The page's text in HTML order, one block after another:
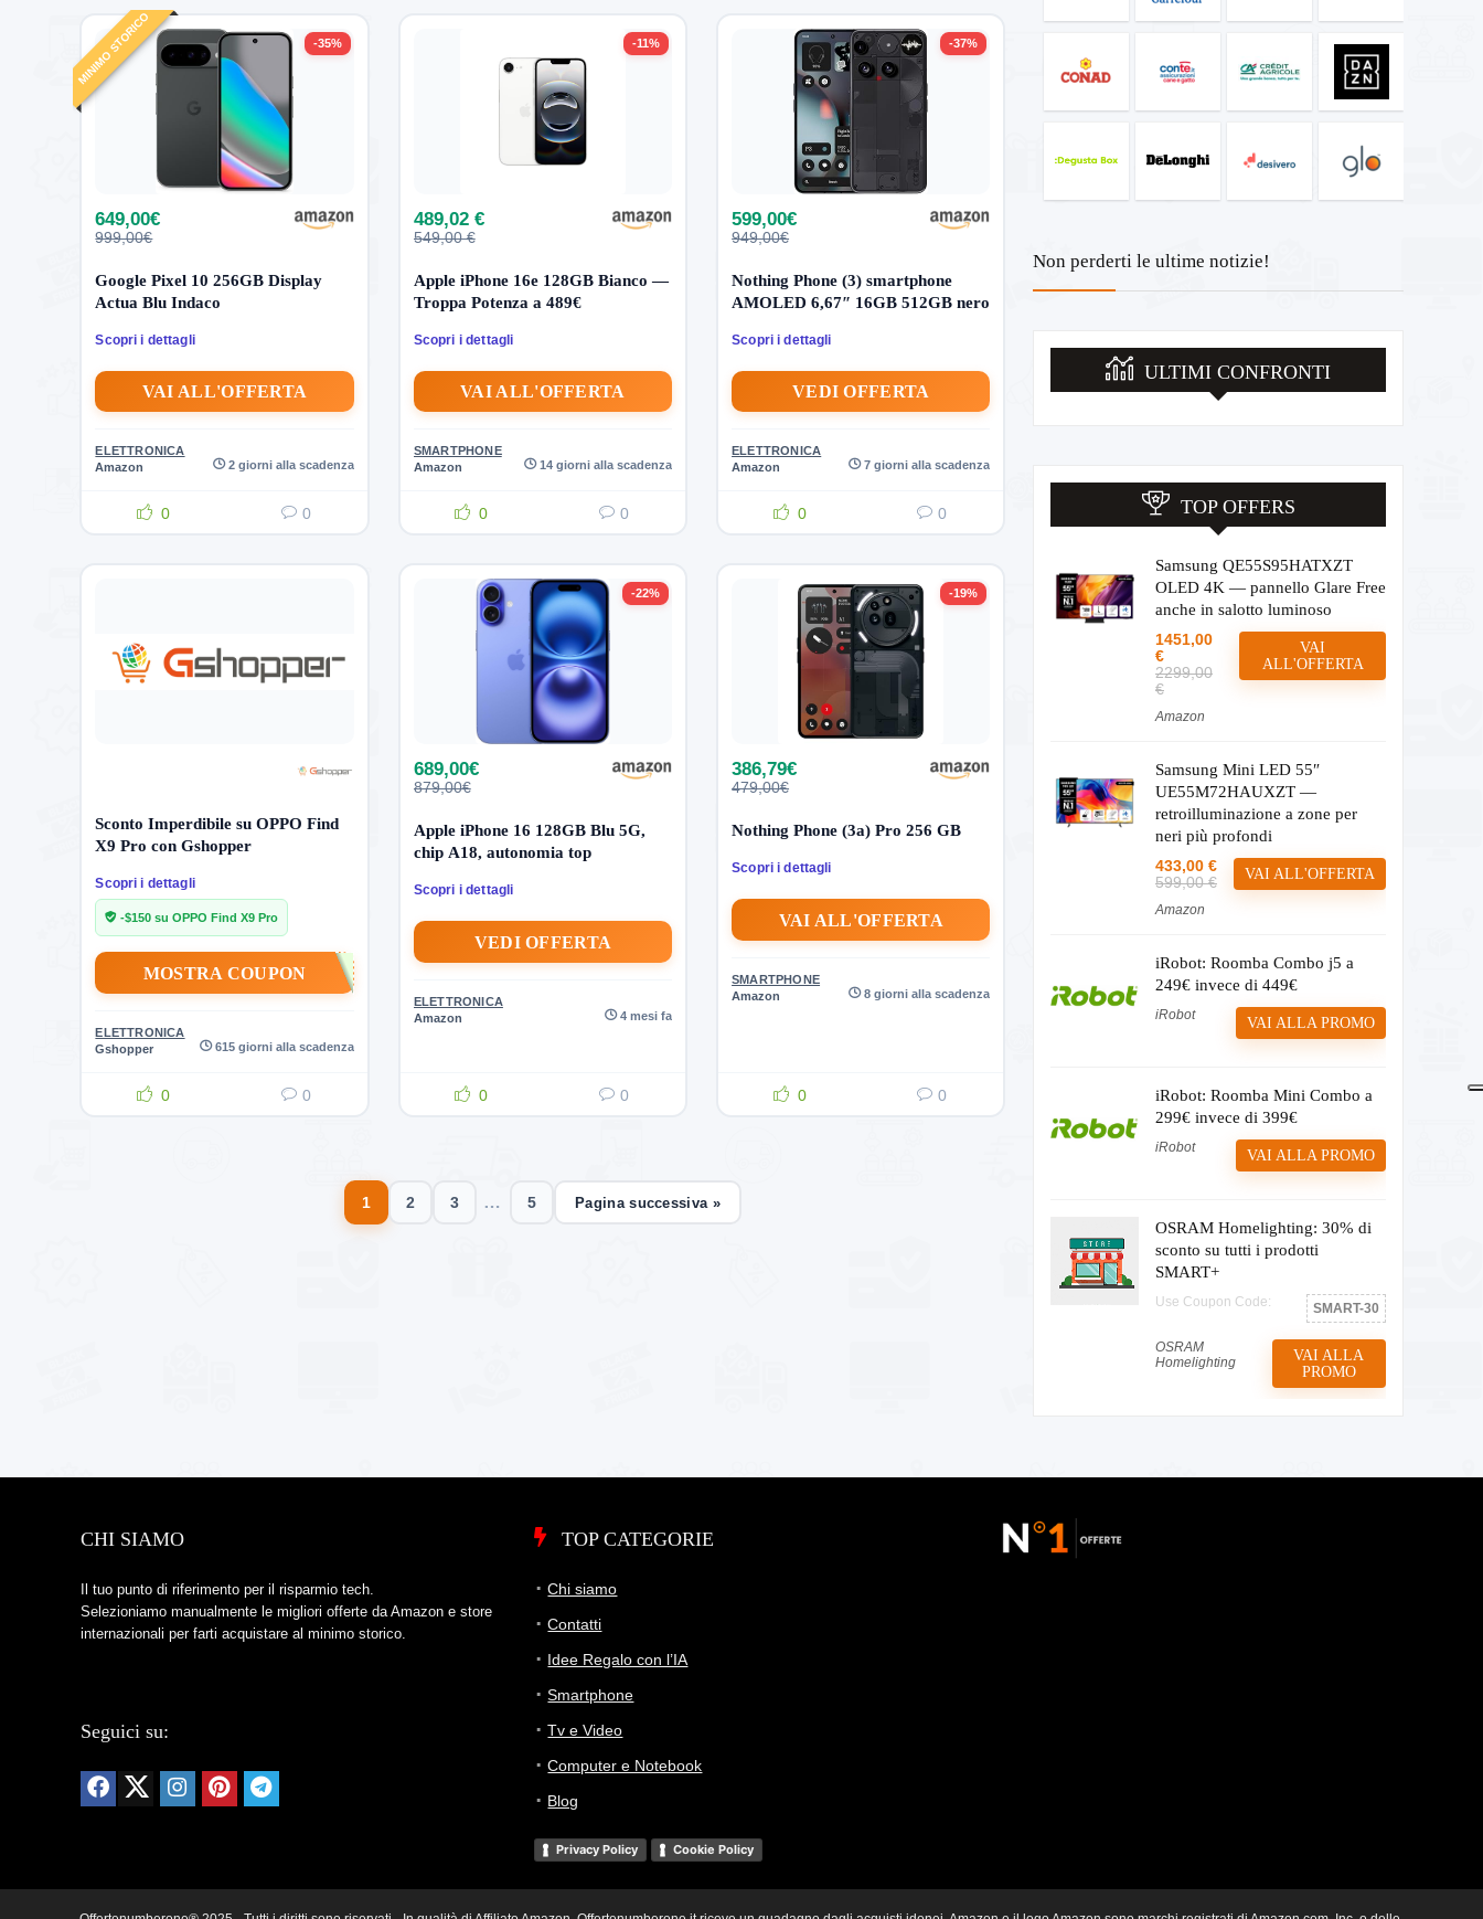
MINIMO STORICO -35%
649,00€
999,00€
Google Pixel 10 256GB Display
Actua Blu Indaco
Scopri i dettagli
VAI ALL'OFFERTA
ELETTRONICA
Amazon
2 giorni alla scadenza
0 0
-11%
489,02 €
549,00 €
Apple iPhone 16e 128GB Bianco —
Troppa Potenza a 489€
Scopri i dettagli
VAI ALL'OFFERTA
SMARTPHONE
Amazon
14 giorni alla scadenza
0 0
-37%
599,00€
949,00€
Nothing Phone (3) smartphone
AMOLED 6,67″ 16GB 512GB nero
Scopri i dettagli
VEDI OFFERTA
ELETTRONICA
Amazon
7 giorni alla scadenza
0 0
Sconto Imperdibile su OPPO Find
X9 Pro con Gshopper
Scopri i dettagli
-$150 su OPPO Find X9 Pro
MOSTRA COUPON
ELETTRONICA
Gshopper
615 giorni alla scadenza
0 0
-22%
689,00€
879,00€
Apple iPhone 16 128GB Blu 5G,
chip A18, autonomia top
Scopri i dettagli
VEDI OFFERTA
ELETTRONICA
Amazon
4 mesi fa
0 0
-19%
386,79€
479,00€
Nothing Phone (3a) Pro 256 GB
Scopri i dettagli
VAI ALL'OFFERTA
SMARTPHONE
Amazon
8 giorni alla scadenza
0 0
1 2 3 … 5 Pagina successiva »
Non perderti le ultime notizie!
ULTIMI CONFRONTI
TOP OFFERS
Samsung QE55S95HATXZT
OLED 4K — pannello Glare Free
anche in salotto luminoso
1451,00
€
2299,00
€
Amazon
VAI
ALL'OFFERTA
Samsung Mini LED 55″
UE55M72HAUXZT —
retroilluminazione a zone per
neri più profondi
433,00 €
599,00 €
Amazon
VAI ALL'OFFERTA
iRobot: Roomba Combo j5 a
249€ invece di 449€
iRobot VAI ALLA PROMO
iRobot: Roomba Mini Combo a
299€ invece di 399€
iRobot VAI ALLA PROMO
OSRAM Homelighting: 30% di
sconto su tutti i prodotti
SMART+
Use Coupon Code: SMART-30
OSRAM
Homelighting
VAI ALLA
PROMO
CHI SIAMO
Il tuo punto di riferimento per il risparmio tech.
Selezioniamo manualmente le migliori offerte da Amazon e store
internazionali per farti acquistare al minimo storico.
Seguici su:
TOP CATEGORIE
Chi siamo
Contatti
Idee Regalo con l’IA
Smartphone
Tv e Video
Computer e Notebook
Blog
Privacy Policy Cookie Policy